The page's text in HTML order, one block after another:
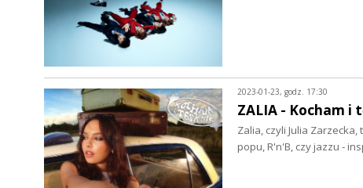
2023-01-23, godz. 17:30
ZALIA - Kocham i
Zalia, czyli Julia
popu, R'n'B, czy jazzu -